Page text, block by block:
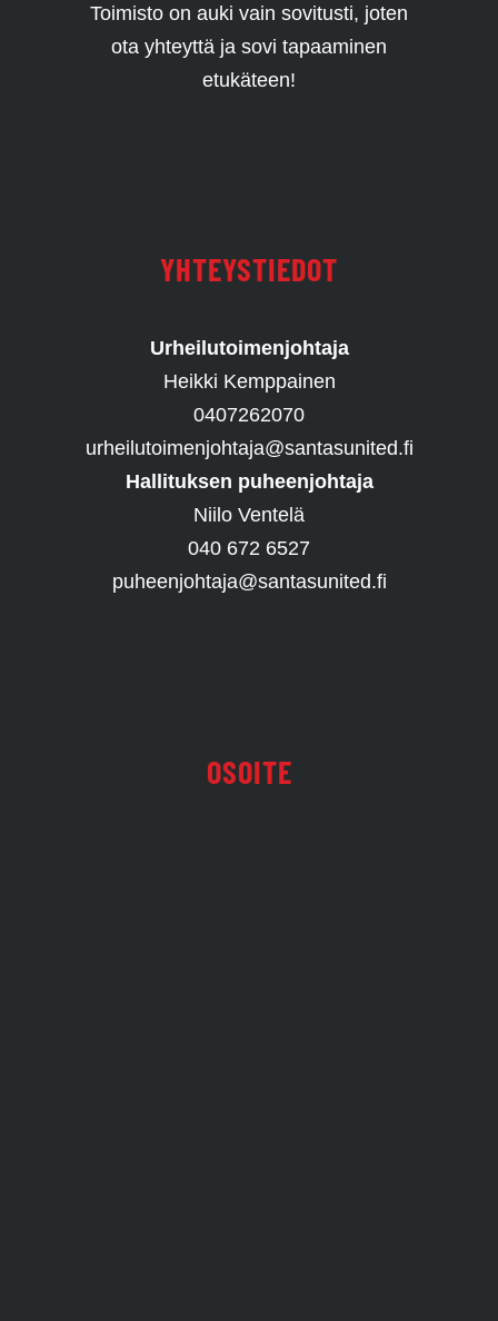
Toimisto on auki vain sovitusti, joten
ota yhteyttä ja sovi tapaaminen
etukäteen!
YHTEYSTIEDOT
Urheilutoimenjohtaja
Heikki Kemppainen
0407262070
urheilutoimenjohtaja@santasunited.fi
Hallituksen puheenjohtaja
Niilo Ventelä
040 672 6527
puheenjohtaja@santasunited.fi
OSOITE